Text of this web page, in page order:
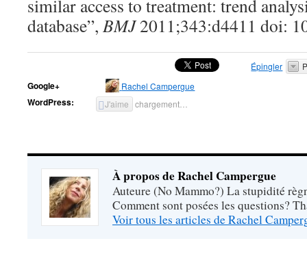
similar access to treatment: trend
database”, BMJ2011;343:d4411 doi:
Épingler
Google+ Rachel Campergue
WordPress: J'aime chargement…
À propos de Rachel Campergue
Auteure (No Mammo?) La stupidité
Comment sont posées les questions?
Voir tous les articles de Rachel